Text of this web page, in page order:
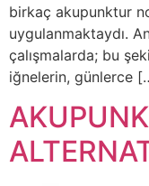
birkaç akupunktur
uygulanmaktaydı.
çalışmalarda; bu
iğnelerin, günlerce